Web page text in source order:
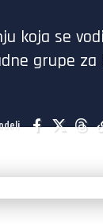
koja se
grupe